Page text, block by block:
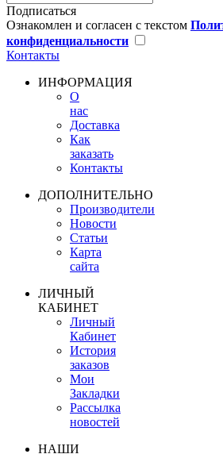
Подписаться
Ознакомлен и согласен с текстом
конфиденциальности
Контакты
ИНФОРМАЦИЯ
О
нас
Доставка
Как
заказать
Контакты
ДОПОЛНИТЕЛЬНО
Производители
Новости
Статьи
Карта
сайта
ЛИЧНЫЙ
КАБИНЕТ
Личный
Кабинет
История
заказов
Мои
Закладки
Рассылка
новостей
НАШИ